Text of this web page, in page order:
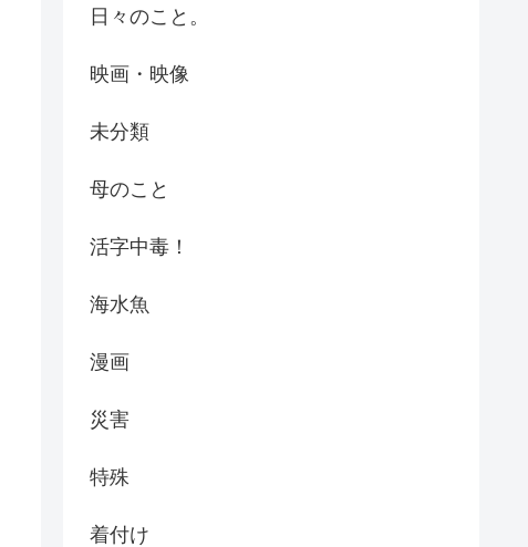
日々のこと。
映画・映像
未分類
母のこと
活字中毒！
海水魚
漫画
災害
特殊
着付け